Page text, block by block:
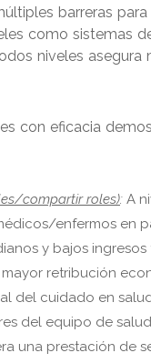
barreras
como sistemas
niveles
con eficacia
compartir roles): A
enfermos en
y bajos
retribución
del cuidado en
del equipo de
una prestación de